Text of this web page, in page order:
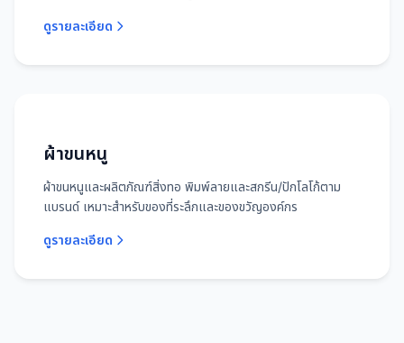
ดูรายละเอียด
ผ้าขนหนู
ผ้าขนหนูและผลิตภัณฑ์สิ่งทอ พิมพ์ลายและสกรีน/ปักโลโก้ตาม
แบรนด์ เหมาะสำหรับของที่ระลึกและของขวัญองค์กร
ดูรายละเอียด